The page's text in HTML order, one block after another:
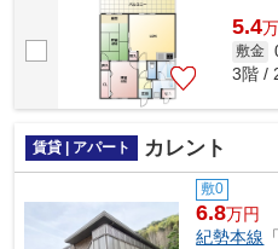
5.4万
敷金
3階 /
賃貸 | アパート カレント
敷0
6.8万円
紀勢本線